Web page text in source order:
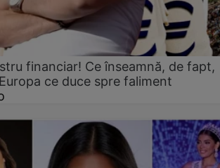
financiar! Ce înseamnă, de fapt,
ce duce spre faliment